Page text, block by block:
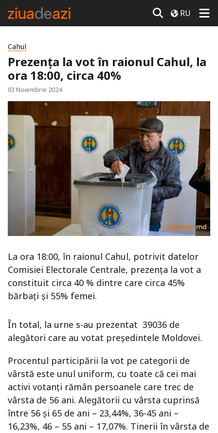
RU
Cahul
Prezența la vot în raionul Cahul, la
ora 18:00, circa 40%
03 Noiembrie 2024
La ora 18:00, în raionul Cahul, potrivit datelor
Comisiei Electorale Centrale, prezența la vot a
constituit circa 40 % dintre care circa 45%
bărbați și 55% femei.
În total, la urne s-au prezentat 39036 de
alegători care au votat președintele Moldovei.
Procentul participării la vot pe categorii de
vârstă este unul uniform, cu toate că cei mai
activi votanți rămân persoanele care trec de
vârsta de 56 ani. Alegătorii cu vârsta cuprinsă
între 56 și 65 de ani – 23,44%, 36-45 ani –
16,23%, 46 – 55 ani – 17,07%. Tinerii în vârsta de